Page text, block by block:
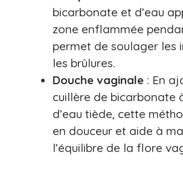
bicarbonate et d’eau
zone enflammée
permet de soulager les
les brûlures.
Douche vaginale : En
cuillère de bicarbonate
d’eau tiède, cette
en douceur et aide à
l’équilibre de la flore